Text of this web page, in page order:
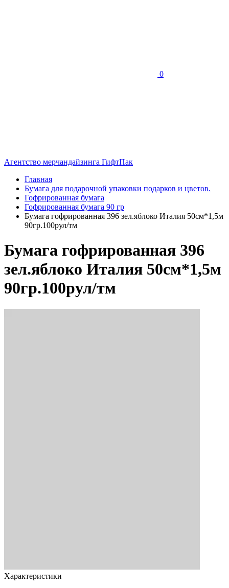
0
Агентство мерчандайзинга ГифтПак
Главная
Бумага для подарочной упаковки подарков и цветов.
Гофрированная бумага
Гофрированная бумага 90 гр
Бумага гофрированная 396 зел.яблоко Италия 50см*1,5м
90гр.100рул/тм
Бумага гофрированная 396
зел.яблоко Италия 50см*1,5м
90гр.100рул/тм
Характеристики